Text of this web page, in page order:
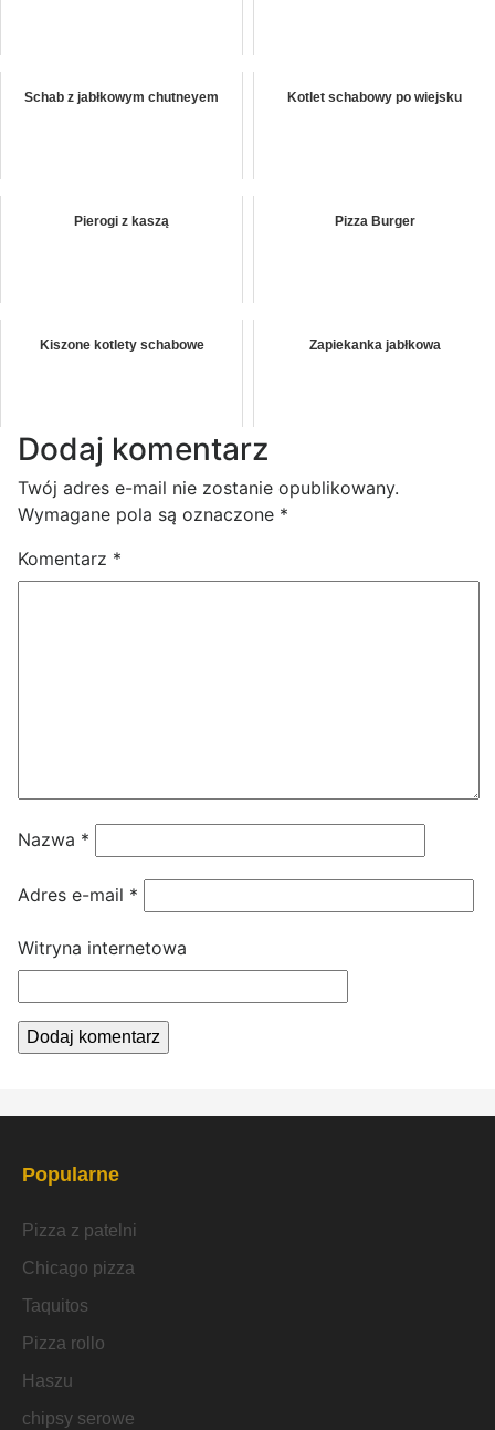
Schab z jabłkowym chutneyem Kotlet schabowy po wiejsku
Pierogi z kaszą Pizza Burger
Kiszone kotlety schabowe Zapiekanka jabłkowa
Dodaj komentarz
Twój adres e-mail nie zostanie opublikowany.
Wymagane pola są oznaczone *
Komentarz *
Nazwa *
Adres e-mail *
Witryna internetowa
Popularne
Pizza z patelni
Chicago pizza
Taquitos
Pizza rollo
Haszu
chipsy serowe